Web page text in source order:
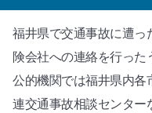
福井県で交通事故に遭っ
険会社への連絡を行った
公的機関では福井県内各
連交通事故相談センター